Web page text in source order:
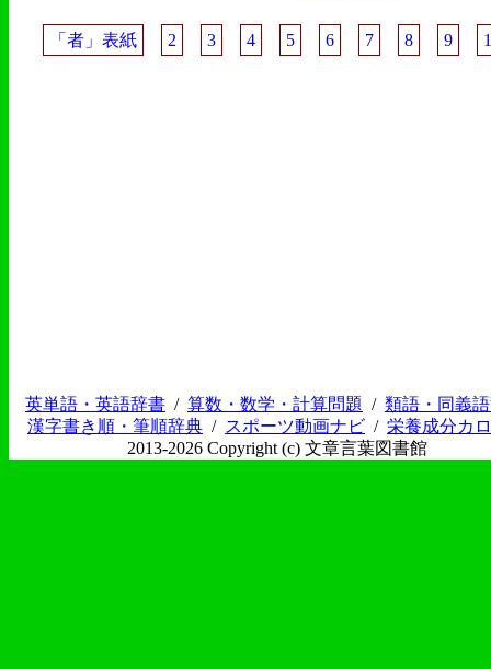
「者」表紙 2 3 4 5 6 7 8 9
英単語・英語辞書 / 算数・数学・計算問題 / 類語・同義
漢字書き順・筆順辞典 / スポーツ動画ナビ / 栄養成分カ
2013-2026 Copyright (c) 文章言葉図書館